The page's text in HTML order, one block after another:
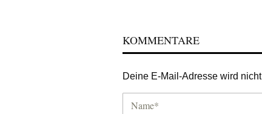
KOMMENTARE
Deine E-Mail-Adresse wird